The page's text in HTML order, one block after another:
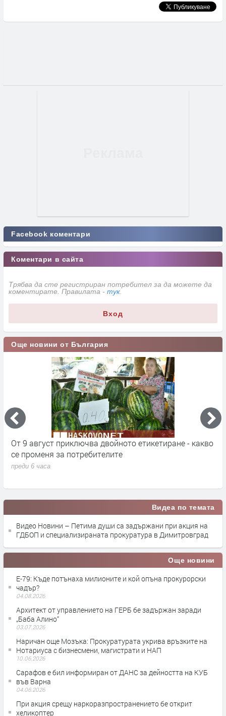
Facebook коментари
Коментари в сайта
Трябва да сте регистриран потребител за да можете да
коментирате. Правилата - тук
Вход
Още новини от България
приключва двойното етикетиране - какво
потребителите
Млад пилот
Видеа по темата
Видео Новини – Петима души са задържани при акция на
ГДБОП и специализираната прокуратура в Димитровград
Още новини
Е-79: Къде потънаха милионите и кой опъна прокурорски
чадър?
04.08.2026
Архитект от управлението на ГЕРБ бе задържан заради
„Баба Алино“
03.07.2026
Наричан още Мозъка: Прокуратурата укрива връзките на
Нотариуса с бизнесмени, магистрати и НАП
10.06.2026
Сарафов е бил информиран от ДАНС за дейността на КУБ
във Варна
04.06.2026
При акция срещу наркоразпространението бе открит
хеликоптер